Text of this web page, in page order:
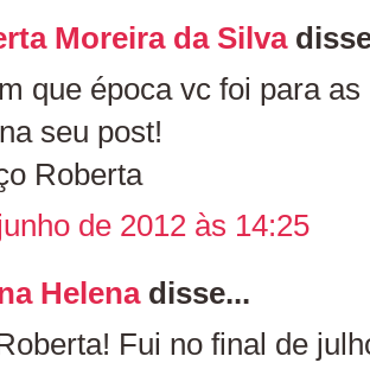
Moreira da Silva
que época vc foi para
seu post!
Roberta
de 2012 às 14:25
Helenadisse...
Fui no final de